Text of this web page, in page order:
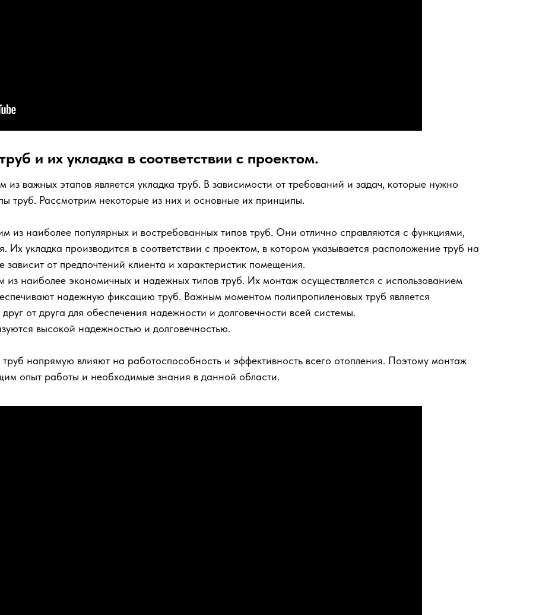
и их укладка в соответствии с проектом.
важных этапов является укладка труб. В зависимости от требований и задач, которые нужно
труб. Рассмотрим некоторые из них и основные их принципы.
из наиболее популярных и востребованных типов труб. Они отлично справляются с функциями,
Их укладка производится в соответствии с проектом, в котором указывается расположение труб на
зависит от предпочтений клиента и характеристик помещения.
наиболее экономичных и надежных типов труб. Их монтаж осуществляется с использованием
надежную фиксацию труб. Важным моментом полипропиленовых труб является
от друга для обеспечения надежности и долговечности всей системы.
высокой надежностью и долговечностью.
напрямую влияют на работоспособность и эффективность всего отопления. Поэтому монтаж
опыт работы и необходимые знания в данной области.